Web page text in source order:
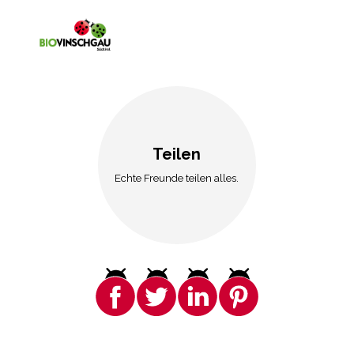
Teilen
Echte Freunde teilen alles.